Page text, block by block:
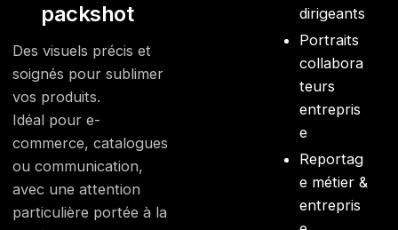
packshot
Des visuels précis et
soignés pour sublimer
vos produits.
Idéal pour e-
commerce, catalogues
ou communication,
avec une attention
particulière portée à la
dirigeants
Portraits
collabora
teurs
entrepris
e
Reportag
e métier &
entrepris